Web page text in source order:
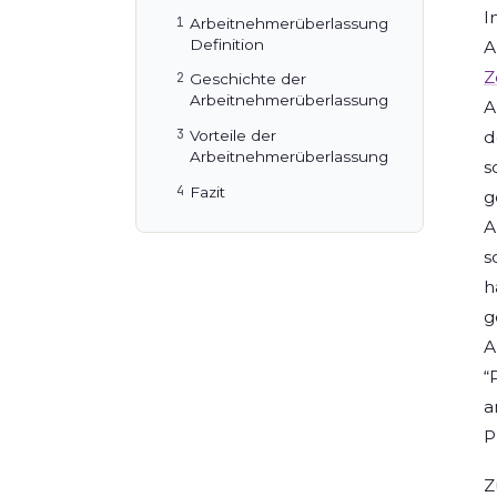
Arbeitnehmerüberlassung
Definition
Geschichte der
Arbeitnehmerüberlassung
Vorteile der
Arbeitnehmerüberlassung
Fazit